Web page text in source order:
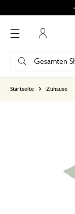
Startseite Zuhause